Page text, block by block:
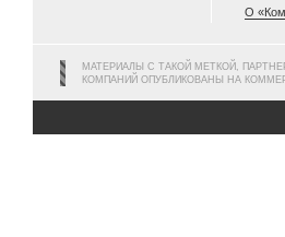
О
МАТЕРИАЛЫ С ТАКОЙ МЕТКОЙ,
КОМПАНИЙ ОПУБЛИКОВАНЫ НА